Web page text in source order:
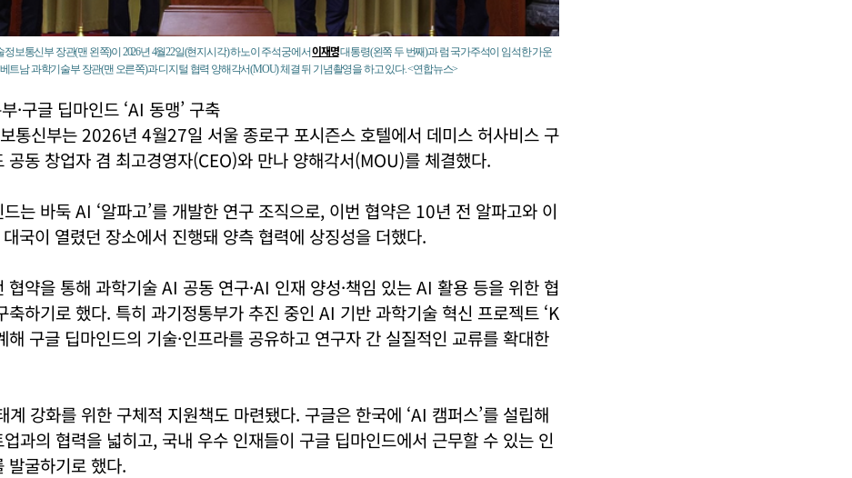
보통신부 장관(맨 왼쪽)이 2026년 4월22일(현지시각) 하노이 주석궁에서이재명대통령(왼쪽 두 번째)과 럼 국가주석이 임석한 가운
트남 과학기술부 장관(맨 오른쪽)과 디지털 협력 양해각서(MOU) 체결 뒤 기념촬영을 하고 있다. <연합뉴스>
·구글 딥마인드 ‘AI 동맹’ 구축
통신부는 2026년 4월27일 서울 종로구 포시즌스 호텔에서 데미스 허사비스 구
공동 창업자 겸 최고경영자(CEO)와 만나 양해각서(MOU)를 체결했다.
는 바둑 AI ‘알파고’를 개발한 연구 조직으로, 이번 협약은 10년 전 알파고와 이
국이 열렸던 장소에서 진행돼 양측 협력에 상징성을 더했다.
협약을 통해 과학기술 AI 공동 연구·AI 인재 양성·책임 있는 AI 활용 등을 위한 협
축하기로 했다. 특히 과기정통부가 추진 중인 AI 기반 과학기술 혁신 프로젝트 ‘K
해 구글 딥마인드의 기술·인프라를 공유하고 연구자 간 실질적인 교류를 확대한
계 강화를 위한 구체적 지원책도 마련됐다. 구글은 한국에 ‘AI 캠퍼스’를 설립해
업과의 협력을 넓히고, 국내 우수 인재들이 구글 딥마인드에서 근무할 수 있는 인
발굴하기로 했다.